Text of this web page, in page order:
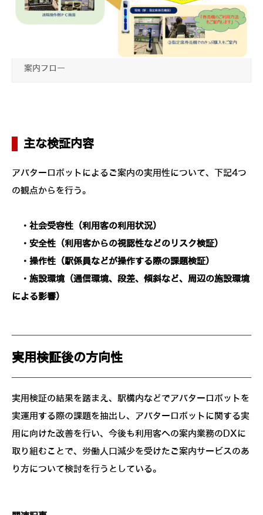
案内フロー
主な検証内容
アバターロボットによるご案内の実用性について、下記4つ
の観点からを行う。
・社会受容性（利用客の利用状況）
・安全性（利用客からの視認性などのリスク検証）
・操作性（駅係員などが操作する際の課題検証）
・施設環境（通信環境、段差、傾斜など、周辺の施設環境
による影響）
実用検証後の方向性
実用検証の結果を踏まえ、駅構内などでアバターロボットを
実運用する際の課題を抽出し、アバターロボットに関する実
用に向けた改善を行い、今後も利用客への案内業務のDXに
取り組むことで、労働人口減少を受けたご案内サービスのあ
り方について検討を行うとしている。